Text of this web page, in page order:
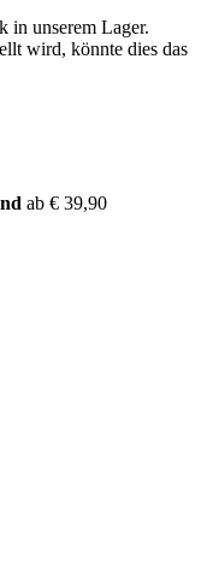
in unserem Lager.
wird, könnte dies das
ab € 39,90